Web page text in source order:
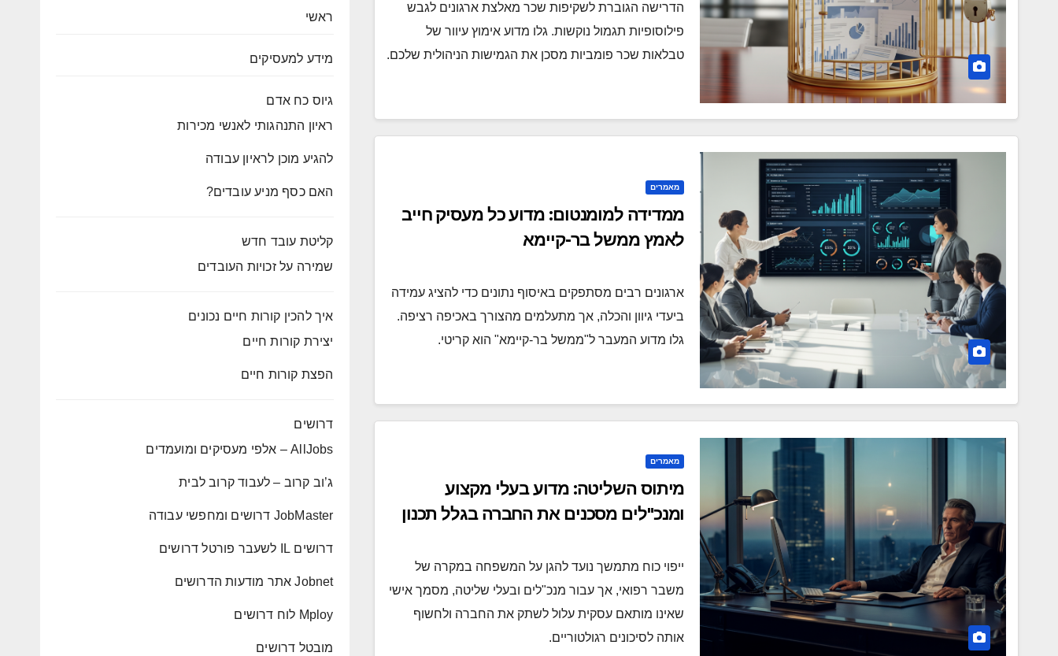
הדרישה הגוברת לשקיפות שכר מאלצת ארגונים לגבש
פילוסופיות תגמול נוקשות. גלו מדוע אימוץ עיוור של
טבלאות שכר פומביות מסכן את הגמישות הניהולית שלכם.
מאמרים
ממדידה למומנטום: מדוע כל מעסיק חייב
לאמץ ממשל בר-קיימא
ארגונים רבים מסתפקים באיסוף נתונים כדי להציג עמידה
ביעדי גיוון והכלה, אך מתעלמים מהצורך באכיפה רציפה.
גלו מדוע המעבר ל"ממשל בר-קיימא" הוא קריטי.
מאמרים
מיתוס השליטה: מדוע בעלי מקצוע
ומנכ"לים מסכנים את החברה בגלל תכנון
ייפוי כוח מתמשך נועד להגן על המשפחה במקרה של
משבר רפואי, אך עבור מנכ"לים ובעלי שליטה, מסמך אישי
שאינו מותאם עסקית עלול לשתק את החברה ולחשוף
אותה לסיכונים רגולטוריים.
ראשי
מידע למעסיקים
גיוס כח אדם
ראיון התנהגותי לאנשי מכירות
להגיע מוכן לראיון עבודה
האם כסף מניע עובדים?
קליטת עובד חדש
שמירה על זכויות העובדים
איך להכין קורות חיים נכונים
יצירת קורות חיים
הפצת קורות חיים
דרושים
AllJobs – אלפי מעסיקים ומועמדים
ג’וב קרוב – לעבוד קרוב לבית
JobMaster דרושים ומחפשי עבודה
דרושים IL לשעבר פורטל דרושים
Jobnet אתר מודעות הדרושים
Mploy לוח דרושים
מובטל דרושים